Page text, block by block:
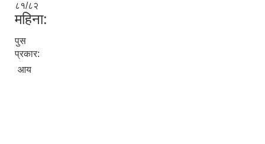
८१/८२
महिना:
पुस
प्रकार:
आय